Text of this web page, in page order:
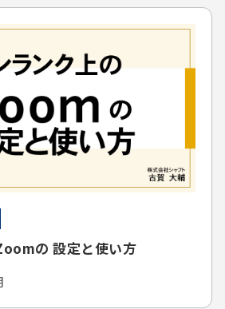
の 設定と使い方